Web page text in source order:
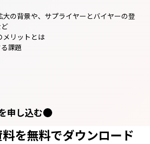
大の背景や、サプライヤーとバイヤーの登
メリットとは
課題
申し込む
を無料でダウンロード